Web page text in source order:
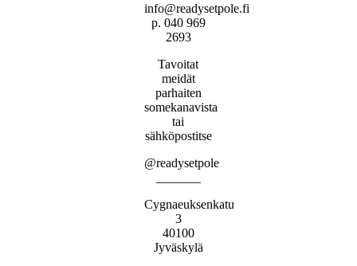
info@readysetpole.fi
p. 040 969
2693
Tavoitat
meidät
parhaiten
somekanavista
tai
sähköpostitse
@readysetpole
Cygnaeuksenkatu
3
40100
Jyväskylä